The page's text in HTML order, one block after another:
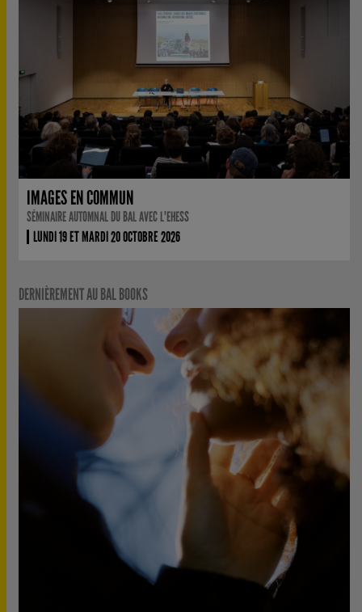
IMAGES EN COMMUN
SÉMINAIRE AUTOMNAL DU BAL AVEC L'EHESS
LUNDI 19 ET MARDI 20 OCTOBRE 2026
DERNIÈREMENT AU BAL BOOKS